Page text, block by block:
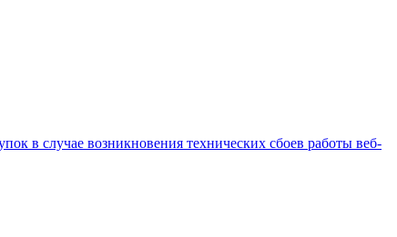
в случае возникновения технических сбоев работы веб-